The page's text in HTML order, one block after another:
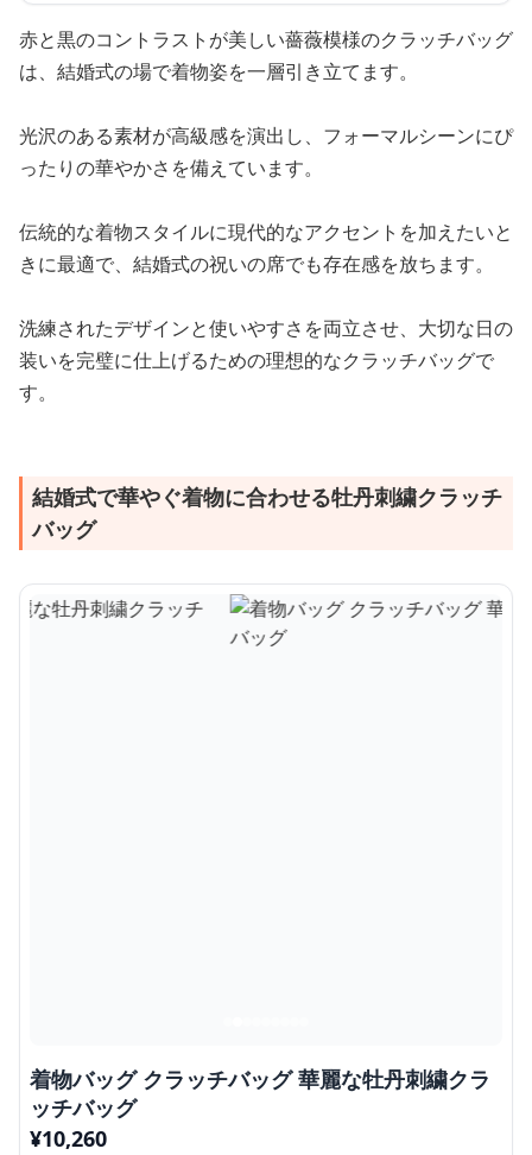
赤と黒のコントラストが美しい薔薇模様のクラッチバッグ
は、結婚式の場で着物姿を一層引き立てます。
光沢のある素材が高級感を演出し、フォーマルシーンにぴ
ったりの華やかさを備えています。
伝統的な着物スタイルに現代的なアクセントを加えたいと
きに最適で、結婚式の祝いの席でも存在感を放ちます。
洗練されたデザインと使いやすさを両立させ、大切な日の
装いを完璧に仕上げるための理想的なクラッチバッグで
す。
結婚式で華やぐ着物に合わせる牡丹刺繍クラッチ
バッグ
着物バッグ クラッチバッグ 華麗な牡丹刺繍クラ
ッチバッグ
¥10,260